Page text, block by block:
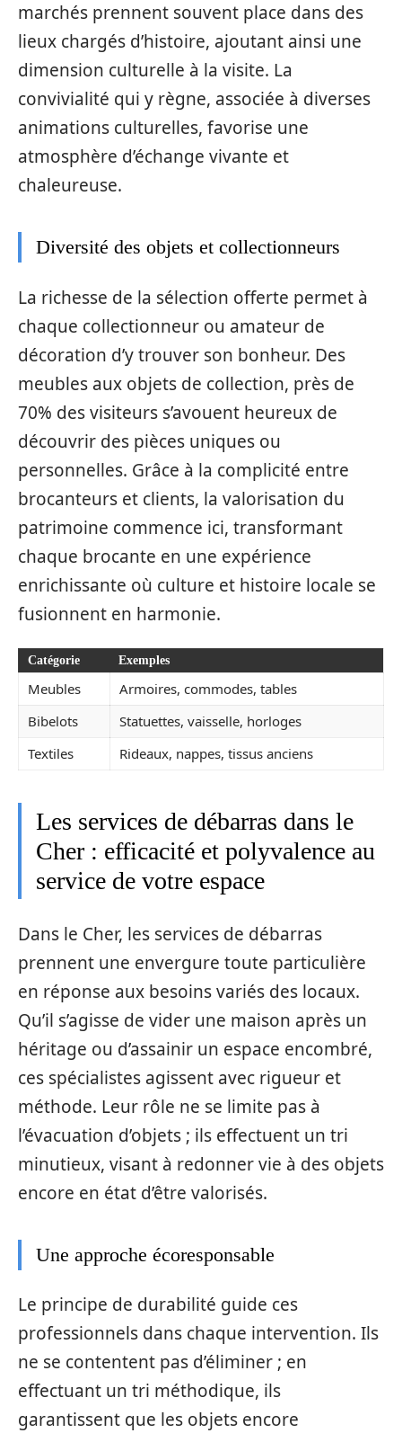
marchés prennent souvent place dans des
lieux chargés d’histoire, ajoutant ainsi une
dimension culturelle à la visite. La
convivialité qui y règne, associée à diverses
animations culturelles, favorise une
atmosphère d’échange vivante et
chaleureuse.
Diversité des objets et collectionneurs
La richesse de la sélection offerte permet à
chaque collectionneur ou amateur de
décoration d’y trouver son bonheur. Des
meubles aux objets de collection, près de
70% des visiteurs s’avouent heureux de
découvrir des pièces uniques ou
personnelles. Grâce à la complicité entre
brocanteurs et clients, la valorisation du
patrimoine commence ici, transformant
chaque brocante en une expérience
enrichissante où culture et histoire locale se
fusionnent en harmonie.
Catégorie Exemples
Meubles
Armoires, commodes, tables
Bibelots
Statuettes, vaisselle, horloges
Textiles
Rideaux, nappes, tissus anciens
Les services de débarras dans le
Cher : efficacité et polyvalence au
service de votre espace
Dans le Cher, les services de débarras
prennent une envergure toute particulière
en réponse aux besoins variés des locaux.
Qu’il s’agisse de vider une maison après un
héritage ou d’assainir un espace encombré,
ces spécialistes agissent avec rigueur et
méthode. Leur rôle ne se limite pas à
l’évacuation d’objets ; ils effectuent un tri
minutieux, visant à redonner vie à des objets
encore en état d’être valorisés.
Une approche écoresponsable
Le principe de durabilité guide ces
professionnels dans chaque intervention. Ils
ne se contentent pas d’éliminer ; en
effectuant un tri méthodique, ils
garantissent que les objets encore